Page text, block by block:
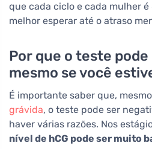
que cada ciclo e cada mulher
melhor esperar até o atraso
Por que o teste
mesmo se você
É importante saber que,
grávida, o teste pode ser
haver várias razões. Nos
nível de hCG pode ser muito